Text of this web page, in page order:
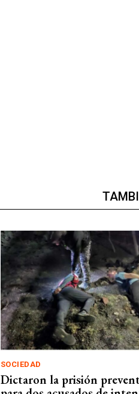
SOCIEDAD
Dictaron la prisión